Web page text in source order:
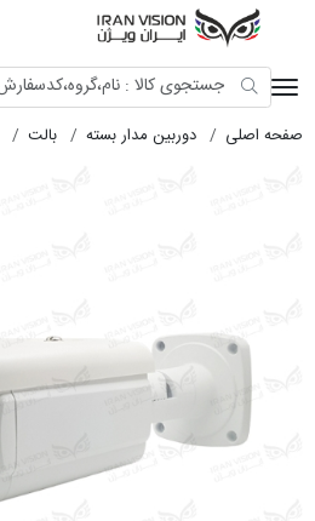
صفحه اصلی دوربین مدار بسته بالت